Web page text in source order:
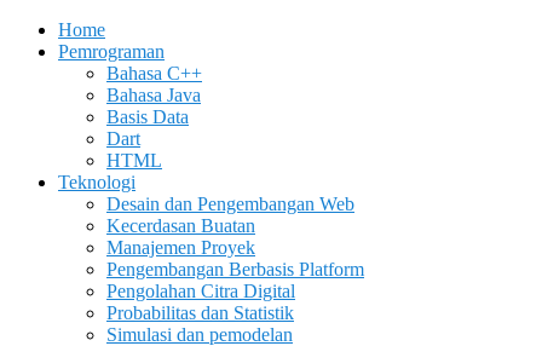
Home
Pemrograman
Bahasa C++
Bahasa Java
Basis Data
Dart
HTML
Teknologi
Desain dan Pengembangan Web
Kecerdasan Buatan
Manajemen Proyek
Pengembangan Berbasis Platform
Pengolahan Citra Digital
Probabilitas dan Statistik
Simulasi dan pemodelan